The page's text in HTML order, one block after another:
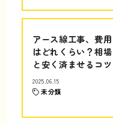
アース線工事、費用
はどれくらい？相場
と安く済ませるコツ
2025.06.15
未分類